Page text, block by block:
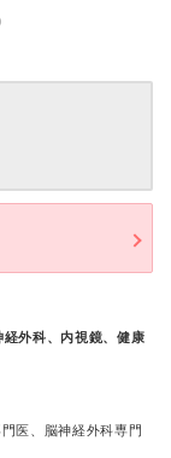
外科、内視鏡、健康
医、脳神経外科専門